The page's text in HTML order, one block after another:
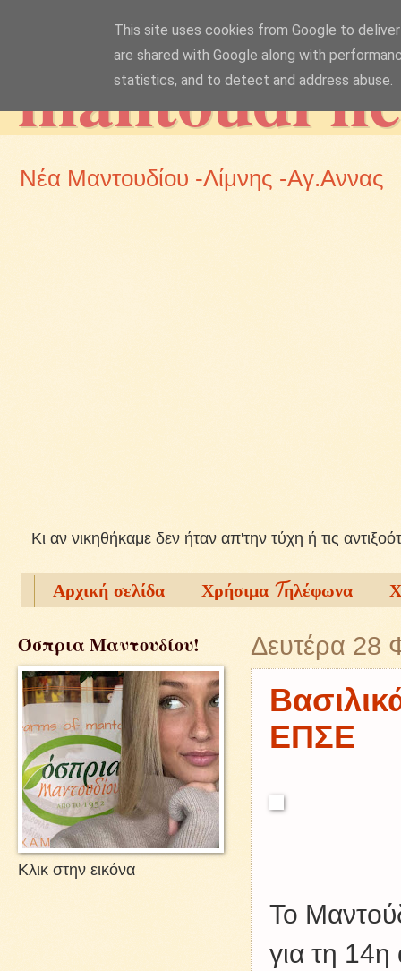
mantoudi
Νέα Μαντουδίου -Λίμνης -Αγ.Αννας
Kι αν νικηθήκαμε δεν ήταν απ'την τύχη ή τις
Αρχική σελίδα Χρήσιμα Tηλέφωνα
Δευτέρα 28
ΕΠΣΕ
Το
για τη 14η
Όσπρια Μαντουδίου!
Κλικ στην εικόνα
This site uses cookies from Google to
are shared with Google along with
statistics, and to detect and address abuse.